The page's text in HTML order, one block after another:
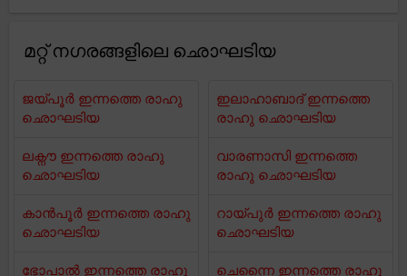
മറ്റ് നഗരങ്ങളിലെ ഛൊഘടിയ
ജയ്പൂർ ഇന്നത്തെ രാഹു
ഛൊഘടിയ
ലക്നൗ ഇന്നത്തെ രാഹു
ഛൊഘടിയ
കാൻപൂർ ഇന്നത്തെ രാഹു
ഛൊഘടിയ
ഭോപാൽ ഇന്നത്തെ രാഹു
ഇലാഹാബാദ് ഇന്നത്തെ
രാഹു ഛൊഘടിയ
വാരണാസി ഇന്നത്തെ
രാഹു ഛൊഘടിയ
റായ്പുർ ഇന്നത്തെ രാഹു
ഛൊഘടിയ
ചെന്നൈ ഇന്നത്തെ രാഹു